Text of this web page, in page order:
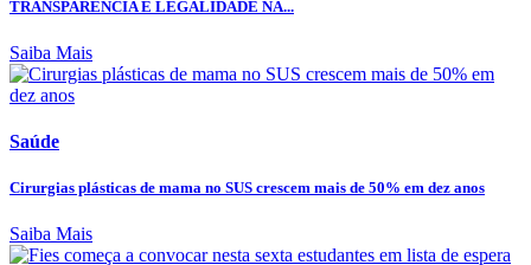
TRANSPARÊNCIA E LEGALIDADE NA...
Saiba Mais
Saúde
Cirurgias plásticas de mama no SUS crescem mais de 50% em dez anos
Saiba Mais